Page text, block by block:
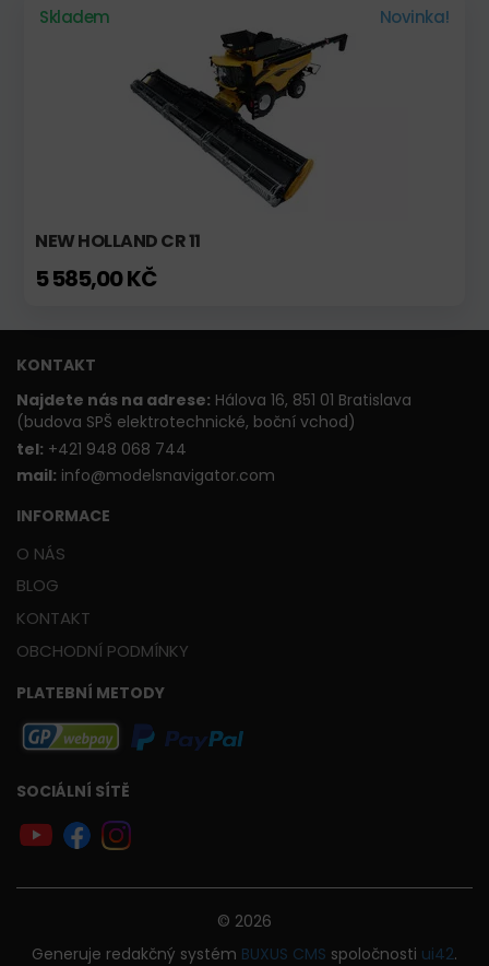
Skladem Novinka!
NEW HOLLAND CR 11
5 585,00 KČ
KONTAKT
Najdete nás na adrese: Hálova 16, 851 01 Bratislava
(budova SPŠ elektrotechnické, boční vchod)
tel: +421 948 068 744
mail: info@modelsnavigator.com
INFORMACE
O NÁS
BLOG
KONTAKT
OBCHODNÍ PODMÍNKY
PLATEBNÍ METODY
SOCIÁLNÍ SÍTĚ
© 2026
Generuje redakčný systém BUXUS CMS spoločnosti ui42.